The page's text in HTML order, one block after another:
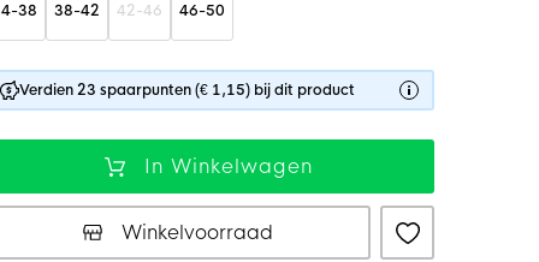
38 38-42 42-46 46-50
Verdien 23 spaarpunten (€ 1,15) bij dit product
In Winkelwagen
Winkelvoorraad